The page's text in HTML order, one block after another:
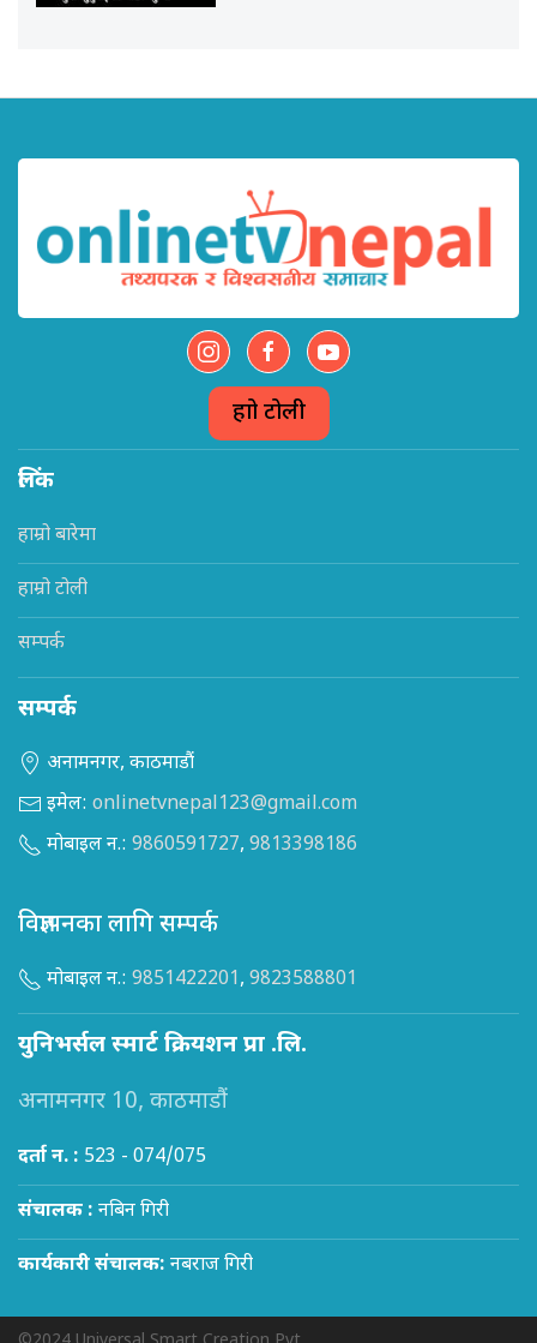
हाम्रो टोली
लिंक
हाम्रो बारेमा
हाम्रो टोली
सम्पर्क
सम्पर्क
अनामनगर, काठमाडौं
इमेल: onlinetvnepal123@gmail.com
मोबाइल न.: 9860591727, 9813398186
विज्ञापनका लागि सम्पर्क
मोबाइल न.: 9851422201, 9823588801
युनिभर्सल स्मार्ट क्रियशन प्रा .लि.
अनामनगर 10, काठमाडौं
दर्ता न. : 523 - 074/075
संचालक : नबिन गिरी
कार्यकारी संचालक: नबराज गिरी